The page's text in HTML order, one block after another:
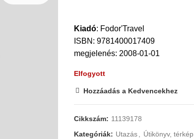
Kiadó: Fodor'Travel
ISBN: 9781400017409
megjelenés: 2008-01-01
Elfogyott
Hozzáadás a Kedvencekhez
Cikkszám: 11139178
Kategóriák: Utazás, Útikönyv, térkép